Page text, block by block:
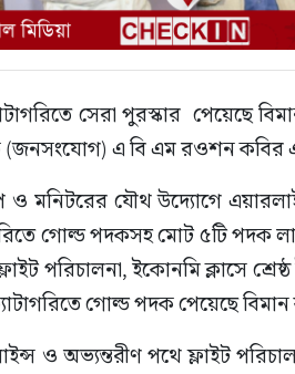
সেরা পুরস্কার  পেয়েছে
(জনসংযোগ) এ বি এম রওশন কবির
ও মনিটরের যৌথ উদ্যোগে
গোল্ড পদকসহ মোট ৫টি পদক
পরিচালনা, ইকোনমি ক্লাসে
গোল্ড পদক পেয়েছে
ও অভ্যন্তরীণ পথে ফ্লাইট